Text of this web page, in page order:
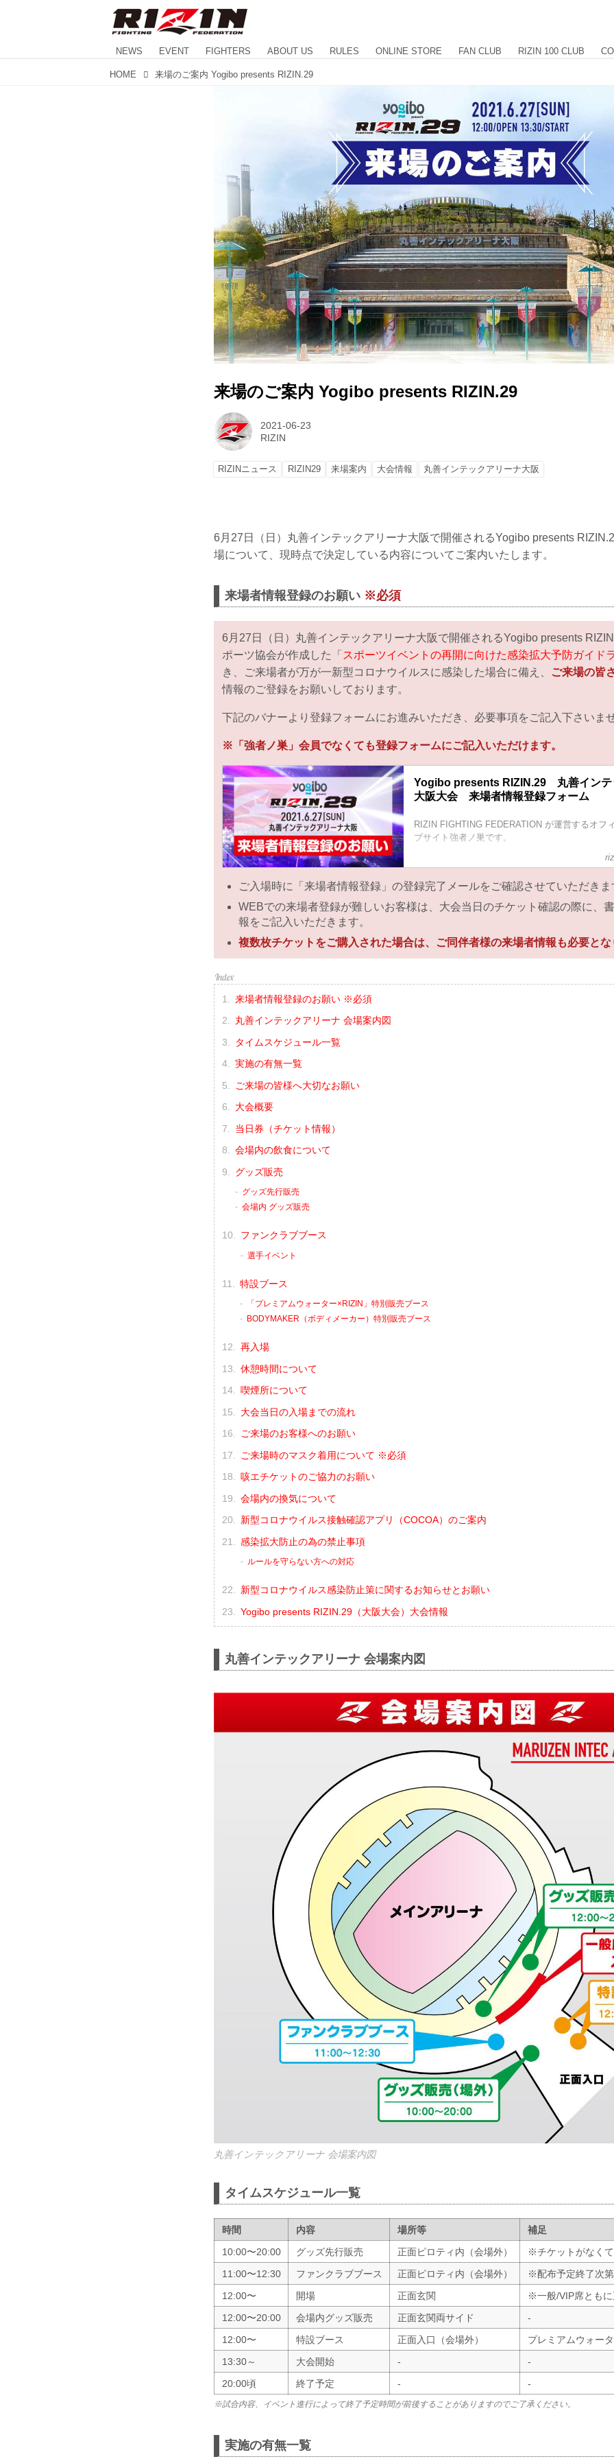
NEWS EVENT FIGHTERS ABOUT US RULES ONLINE STORE FAN CLUB RIZIN 100 CLUB
HOME 来場のご案内 Yogibo presents RIZIN.29
来場のご案内 Yogibo presents RIZIN.29
2021-06-23
RIZIN
RIZINニュース RIZIN29 来場案内 大会情報 丸善インテックアリーナ大阪
6月27日（日）丸善インテックアリーナ大阪で開催されるYogibo presents
場について、現時点で決定している内容についてご案内いたします。
来場者情報登録のお願い ※必須
6月27日（日）丸善インテックアリーナ大阪で開催されるYogibo presents
ポーツ協会が作成した「 スポーツイベントの再開に向けた感染拡大予防ガイド
き、ご来場者が万が一新型コロナウイルスに感染した場合に備え、
ご来場の皆
情報のご登録をお願いしております。
下記のバナーより登録フォームにお進みいただき、必要事項をご記入下さいま
※「強者ノ巣」会員でなくても登録フォームにご記入いただけます。
Yogibo presents RIZIN.29 丸善インテ
大阪大会 来場者情報登録フォーム
RIZIN FIGHTING FEDERATION が運営するオフ
ブサイト強者ノ巣です。
ご入場時に「来場者情報登録」の登録完了メールをご確認させていただきま
WEBでの来場者登録が難しいお客様は、大会当日のチケット確認の際に、
報をご記入いただきます。
複数枚チケットをご購入された場合は、ご同伴者様の来場者情報も必要とな
来場者情報登録のお願い ※必須
丸善インテックアリーナ 会場案内図
タイムスケジュール一覧
実施の有無一覧
ご来場の皆様へ大切なお願い
大会概要
当日券（チケット情報）
会場内の飲食について
グッズ販売
グッズ先行販売
会場内 グッズ販売
ファンクラブブース
選手イベント
特設ブース
「プレミアムウォーター×RIZIN」特別販売ブース
BODYMAKER（ボディメーカー）特別販売ブース
再入場
休憩時間について
喫煙所について
大会当日の入場までの流れ
ご来場のお客様へのお願い
ご来場時のマスク着用について ※必須
咳エチケットのご協力のお願い
会場内の換気について
新型コロナウイルス接触確認アプリ（COCOA）のご案内
感染拡大防止の為の禁止事項
ルールを守らない方への対応
新型コロナウイルス感染防止策に関するお知らせとお願い
Yogibo presents RIZIN.29（大阪大会）大会情報
丸善インテックアリーナ 会場案内図
丸善インテックアリーナ 会場案内図
タイムスケジュール一覧
時間 内容 場所等
補足
10:00〜20:00
グッズ先行販売 正面ピロティ内（会場外）
※チケットがなく
11:00〜12:30
ファンクラブブース 正面ピロティ内（会場外）
※配布予定終了次
12:00〜
開場 正面玄関
※一般/VIP席とも
12:00〜20:00
会場内グッズ販売 正面玄関両サイド
-
12:00〜
特設ブース 正面入口（会場外）
プレミアムウォー
13:30～
大会開始 -
-
20:00頃
終了予定 - -
※試合内容、イベント進行によって終了予定時間が前後することがありますのでご了承ください。
実施の有無一覧